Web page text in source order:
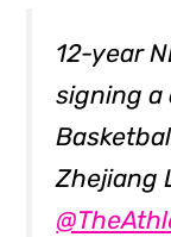
12-year
signing a
Zhejiang